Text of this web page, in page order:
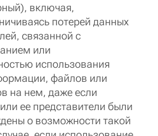
включая,
потерей данных
связанной с
или
использования
файлов или
на нем, даже если
ее представители были
о возможности такой